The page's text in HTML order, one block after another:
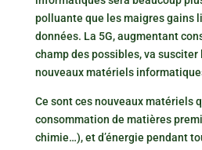
polluante que les maigres gains
données. La 5G, augmentant
champ des possibles, va
nouveaux matériels
Ce sont ces nouveaux matériels
consommation de matières
chimie…), et d’énergie pendant